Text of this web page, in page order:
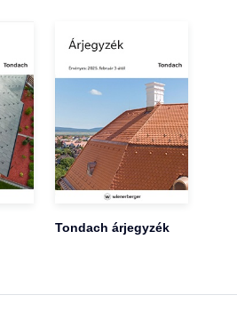
Tondach árjegyzék